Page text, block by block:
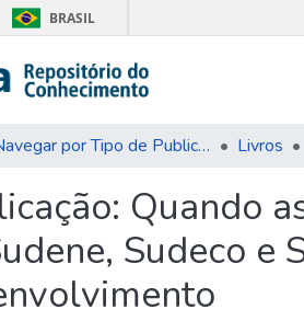
BRASIL
Navegar por Tipo de Publicação Livros
Quando
Sudeco e